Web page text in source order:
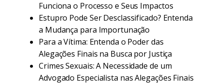
Funciona o Processo e Seus Impactos
Estupro Pode Ser Desclassificado? Entenda
a Mudança para Importunação
Para a Vítima: Entenda o Poder das
Alegações Finais na Busca por Justiça
Crimes Sexuais: A Necessidade de um
Advogado Especialista nas Alegações Finais